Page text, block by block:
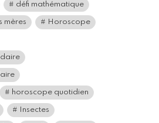
défi mathématique
mères Horoscope
horoscope quotidien
Insectes